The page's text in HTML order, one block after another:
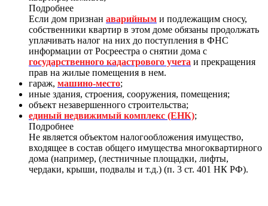
Подробнее
Если дом признан аварийным и подлежащим сносу,
собственники квартир в этом доме обязаны продолжать
уплачивать налог на них до поступления в ФНС
информации от Росреестра о снятии дома с
государственного кадастрового учета и прекращения
прав на жилые помещения в нем.
гараж, машино-место;
иные здания, строения, сооружения, помещения;
объект незавершенного строительства;
единый недвижимый комплекс (ЕНК);
Подробнее
Не является объектом налогообложения имущество,
входящее в состав общего имущества многоквартирного
дома (например, (лестничные площадки, лифты,
чердаки, крыши, подвалы и т.д.) (п. 3 ст. 401 НК РФ).